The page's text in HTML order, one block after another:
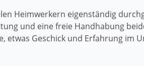
Heimwerkern eigenständig
und eine freie Handhabung
Geschick und Erfahrung im